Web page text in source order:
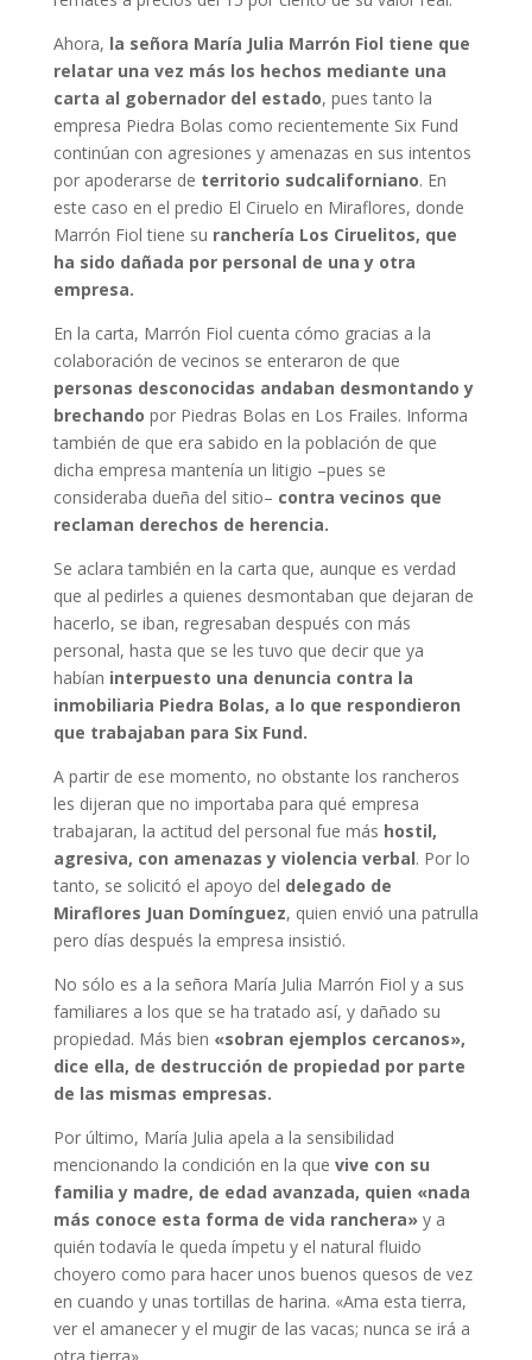
Ahora, la señora María Julia Marrón Fiol tiene que
relatar una vez más los hechos mediante una
carta al gobernador del estado, pues tanto la
empresa Piedra Bolas como recientemente Six Fund
continúan con agresiones y amenazas en sus intentos
por apoderarse de territorio sudcaliforniano. En
este caso en el predio El Ciruelo en Miraflores, donde
Marrón Fiol tiene su ranchería Los Ciruelitos, que
ha sido dañada por personal de una y otra
empresa.
En la carta, Marrón Fiol cuenta cómo gracias a la
colaboración de vecinos se enteraron de que
personas desconocidas andaban desmontando y
brechando por Piedras Bolas en Los Frailes. Informa
también de que era sabido en la población de que
dicha empresa mantenía un litigio –pues se
consideraba dueña del sitio– contra vecinos que
reclaman derechos de herencia.
Se aclara también en la carta que, aunque es verdad
que al pedirles a quienes desmontaban que dejaran de
hacerlo, se iban, regresaban después con más
personal, hasta que se les tuvo que decir que ya
habían interpuesto una denuncia contra la
inmobiliaria Piedra Bolas, a lo que respondieron
que trabajaban para Six Fund.
A partir de ese momento, no obstante los rancheros
les dijeran que no importaba para qué empresa
trabajaran, la actitud del personal fue más hostil,
agresiva, con amenazas y violencia verbal. Por lo
tanto, se solicitó el apoyo del delegado de
Miraflores Juan Domínguez, quien envió una patrulla
pero días después la empresa insistió.
No sólo es a la señora María Julia Marrón Fiol y a sus
familiares a los que se ha tratado así, y dañado su
propiedad. Más bien «sobran ejemplos cercanos»,
dice ella, de destrucción de propiedad por parte
de las mismas empresas.
Por último, María Julia apela a la sensibilidad
mencionando la condición en la que vive con su
familia y madre, de edad avanzada, quien «nada
más conoce esta forma de vida ranchera»y a
quién todavía le queda ímpetu y el natural fluido
choyero como para hacer unos buenos quesos de vez
en cuando y unas tortillas de harina. «Ama esta tierra,
ver el amanecer y el mugir de las vacas; nunca se irá a